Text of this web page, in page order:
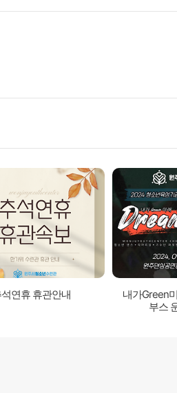
연휴 휴관안내
내가Green
부스